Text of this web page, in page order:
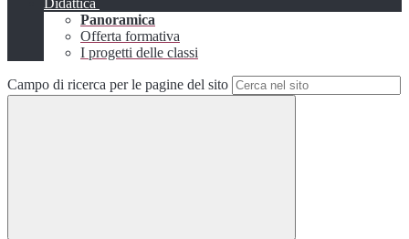
Didattica
Panoramica
Offerta formativa
I progetti delle classi
Campo di ricerca per le pagine del sito